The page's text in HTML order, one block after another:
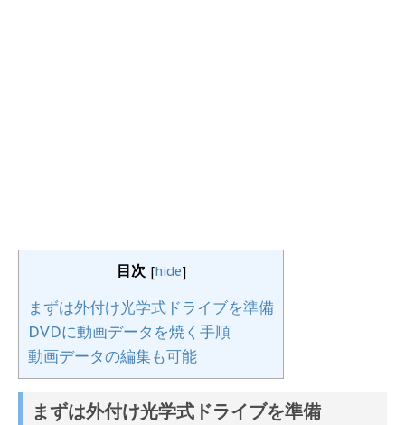
目次 [hide]
まずは外付け光学式ドライブを準備
DVDに動画データを焼く手順
動画データの編集も可能
まずは外付け光学式ドライブを準備